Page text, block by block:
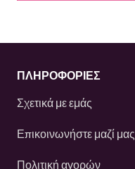
ΠΛΗΡΟΦΟΡΙΕΣ
Σχετικά με εμάς
Επικοινωνήστε μαζί μας
Πολιτική αγορών